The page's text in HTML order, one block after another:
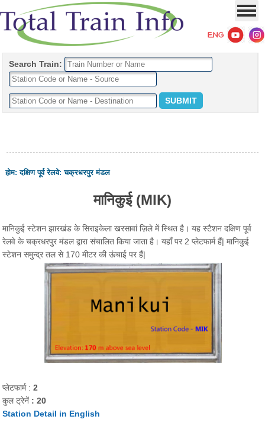
Search Train:
होम:दक्षिण पूर्व रेलवे:चक्रधरपुर मंडल
मानिकुई (MIK)
मानिकुई स्टेशन झारखंड के सिराइकेला खरसावां ज़िले में स्थित है। यह स्टैशन दक्षिण पूर्व
रेलवे के चक्रधरपुर मंडल द्वारा संचालित किया जाता है। यहाँ पर 2 प्लेटफार्म हैं| मानिकुई
स्टेशन समुन्द्र तल से 170 मीटर की ऊंचाई पर हैं|
प्लेटफार्म :2
कुल ट्रेनें : 20
Station Detail in English